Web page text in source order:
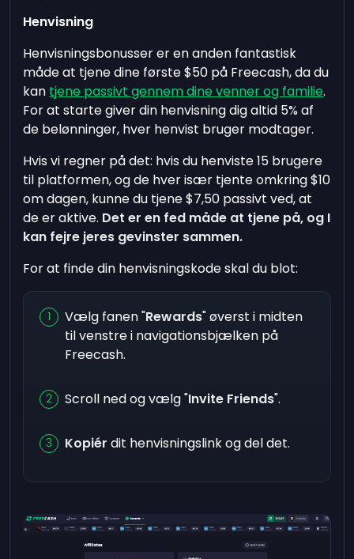
Henvisning
Henvisningsbonusser er en anden fantastisk
måde at tjene dine første $50 på Freecash, da du
kan tjene passivt gennem dine venner og familie.
For at starte giver din henvisning dig altid 5% af
de belønninger, hver henvist bruger modtager.
Hvis vi regner på det: hvis du henviste 15 brugere
til platformen, og de hver især tjente omkring $10
om dagen, kunne du tjene $7,50 passivt ved, at
de er aktive. Det er en fed måde at tjene på, og I
kan fejre jeres gevinster sammen.
For at finde din henvisningskode skal du blot:
Vælg fanen "Rewards" øverst i midten
til venstre i navigationsbjælken på
Freecash.
Scroll ned og vælg "Invite Friends".
Kopiér dit henvisningslink og del det.